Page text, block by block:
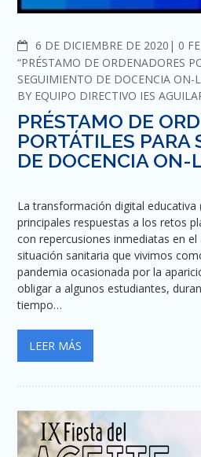
6 DE DICIEMBRE DE 2020
0
“PRÉSTAMO DE ORDENADORES
SEGUIMIENTO DE DOCENCIA ON-
BY EQUIPO DIRECTIVO IES
PRÉSTAMO DE
PORTÁTILES PARA
DE DOCENCIA ON-
La transformación digital educativa
principales respuestas a los retos
con repercusiones inmediatas en
situación sanitaria que vivimos
pandemia ocasionada por la
obligar a algunos estudiantes,
tiempo…
LEER MÁS